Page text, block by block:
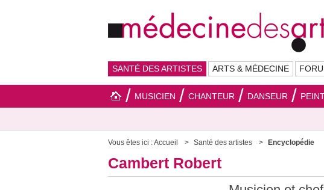
SANTÉ DES ARTISTES ARTS & MÉDECINE
MUSICIEN CHANTEUR DANSEUR
Vous êtes ici :Accueil Santé des artistes Encyclopédie
Cambert Robert